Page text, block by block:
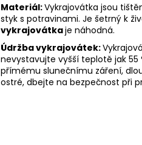
Materiál:Vykrajovátka jsou
styk s potravinami. Je šetrný k
vykrajovátkaje náhodná.
Údržba vykrajovátek:
nevystavujte vyšší teplotě jak 55
přímému slunečnímu záření,
ostré, dbejte na bezpečnost při